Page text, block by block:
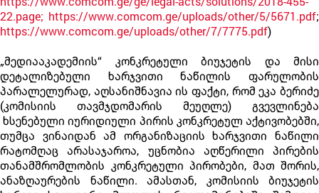
22.page; https://www.comcom.ge/uploads/other/5/5671.pdf;
https://www.comcom.ge/uploads/other/7/7775.pdf)
„მედიააკადემიის“ კონკრეტული ბიუჯეტის და მისი
დეტალიზებული ხარჯვითი ნაწილის ფარულობის
პარალელურად, აღსანიშნავია ის ფაქტი, რომ ეკა ბერიძე
(კომისიის თავმჯდომარის მეუღლე) გვევლინება
ხსენებული იურიდიული პირის კონკრეტულ აქტივობებში,
თუმცა ვინაიდან ამ ორგანიზაციის ხარჯვითი ნაწილი
რატომღაც არასაჯაროა, უცნობია აღწერილი პირების
თანამშრომლობის კონკრეტული პირობები, მათ შორის,
ანაზღაურების ნაწილი. ამასთან, კომისიის ბიუჯეტის